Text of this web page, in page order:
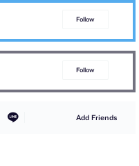
Follow
Follow
Add Friends